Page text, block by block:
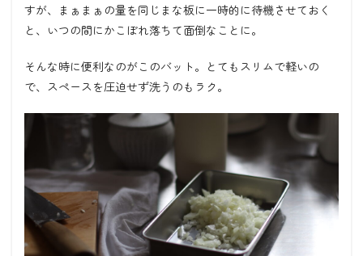
すが、まぁまぁの量を同じまな板に一時的に待機させておく
と、いつの間にかこぼれ落ちて面倒なことに。
そんな時に便利なのがこのバット。とてもスリムで軽いの
で、スペースを圧迫せず洗うのもラク。